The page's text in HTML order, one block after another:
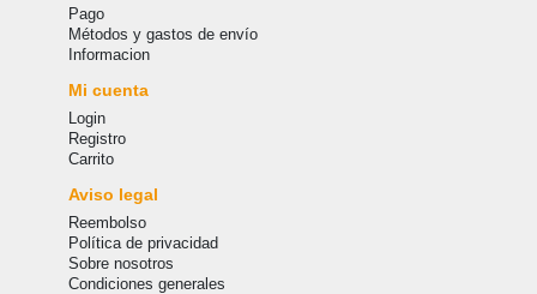
Pago
Métodos y gastos de envío
Informacion
Mi cuenta
Login
Registro
Carrito
Aviso legal
Reembolso
Política de privacidad
Sobre nosotros
Condiciones generales